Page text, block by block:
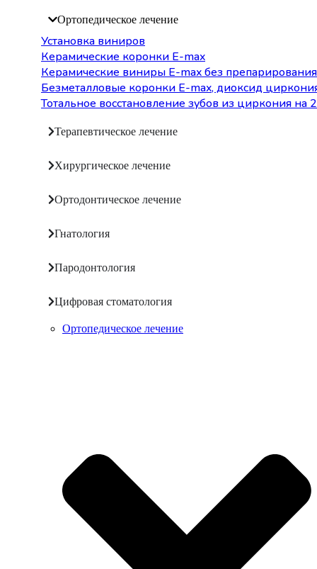
Ортопедическое лечение
Установка виниров
Керамические коронки E-max
Керамические виниры E-max без препарирования
Безметалловые коронки Е-max, диоксид
Тотальное восстановление зубов из циркония на
Терапевтическое лечение
Хирургическое лечение
Ортодонтическое лечение
Гнатология
Пародонтология
Цифровая стоматология
Ортопедическое лечение